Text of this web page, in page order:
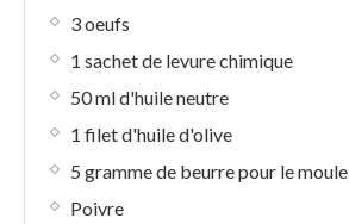
3 oeufs
1 sachet de levure chimique
50 ml d'huile neutre
1 filet d'huile d'olive
5 gramme de beurre pour le moule
Poivre